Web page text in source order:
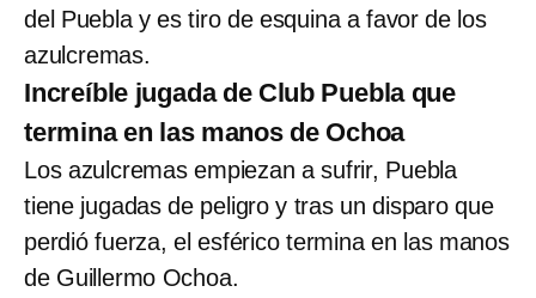
del Puebla y es tiro de esquina a favor de los
azulcremas.
Increíble jugada de Club Puebla que
termina en las manos de Ochoa
Los azulcremas empiezan a sufrir, Puebla
tiene jugadas de peligro y tras un disparo que
perdió fuerza, el esférico termina en las manos
de Guillermo Ochoa.